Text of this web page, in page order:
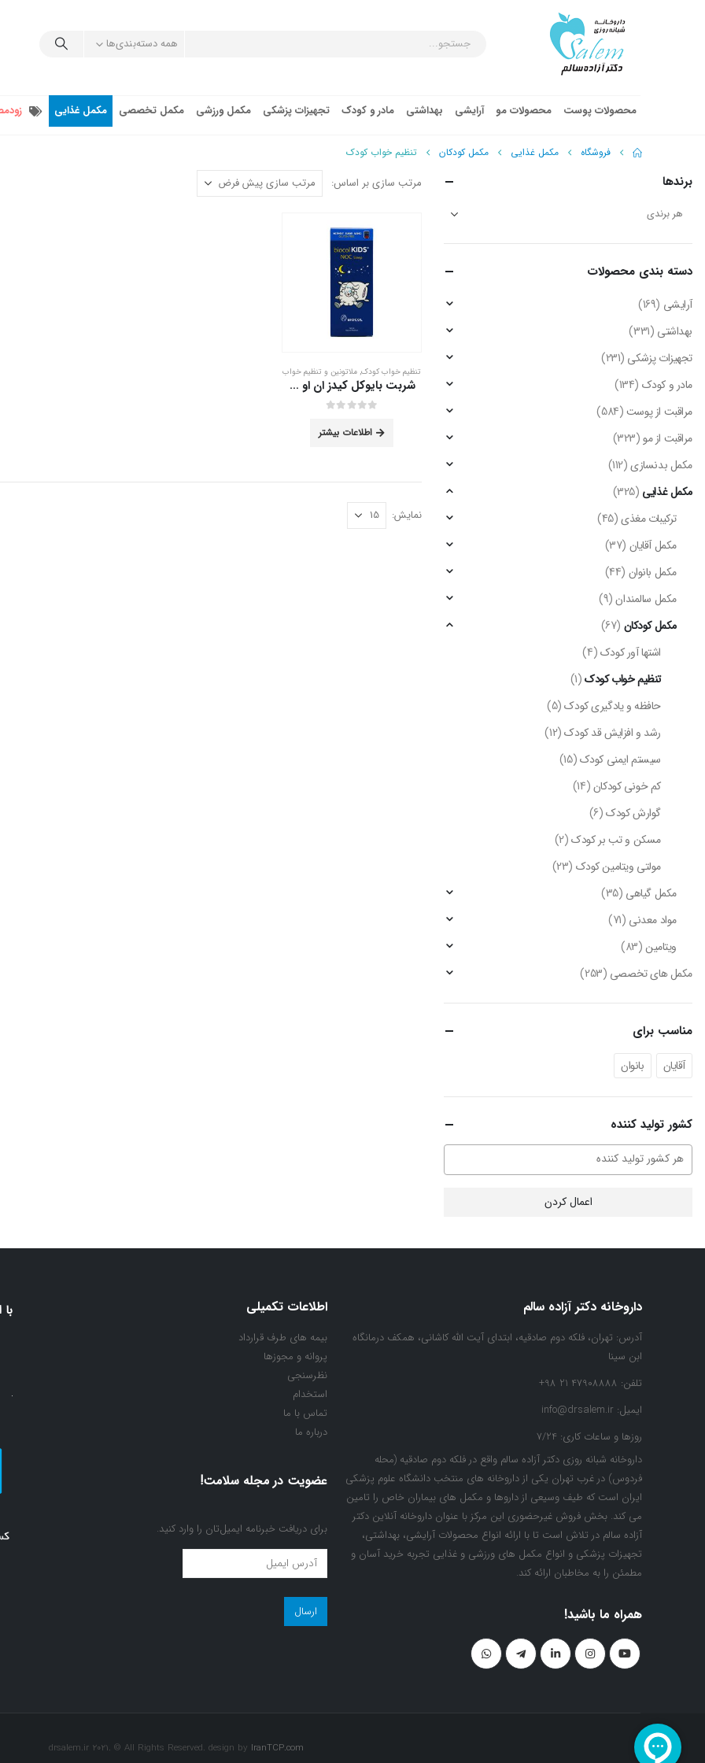
همه دسته‌بندی‌ها
محصولات پوست محصولات مو آرایشی بهداشتی مادر و کودک تجهیزات پزشکی مکمل ورزشی مکمل تخصصی مکمل غذایی
فروشگاه مکمل غذایی مکمل کودکان تنظیم خواب کودک
مرتب سازی بر اساس:
تنظیم خواب کودک,ملاتونین و تنظیم خواب
شربت بایوکل کیدز ان او سی 150 میلی لیتر
اطلاعات بیشتر
نمایش:
برندها
دسته‌ بندی محصولات
آرایشی (169)
بهداشتی (331)
تجهیزات پزشکی (231)
مادر و کودک (134)
مراقبت از پوست(584)
مراقبت از مو(323)
مکمل بدنسازی(112)
مکمل غذایی (325)
ترکیبات مغذی(45)
مکمل آقایان (37)
مکمل بانوان (44)
مکمل سالمندان (9)
مکمل کودکان (67)
اشتها آور کودک(4)
تنظیم خواب کودک(1)
حافظه و یادگیری کودک(5)
رشد و افزایش قد کودک(12)
سیستم ایمنی کودک(15)
کم خونی کودکان(14)
گوارش کودک(6)
مسکن و تب بر کودک(2)
مولتی ویتامین کودک (23)
مکمل گیاهی (35)
مواد معدنی (71)
ویتامین(83)
مکمل های تخصصی (253)
مناسب برای
آقایان بانوان
کشور تولید کننده
اعمال کردن
داروخانه دکتر آزاده سالم
آدرس: تهران، فلکه دوم صادقیه، ابتدای آیت الله کاشانی، همکف درمانگاه
ابن سینا
تلفن: 47908888 21 98+
ایمیل: info@drsalem.ir
روزها و ساعات کاری: 7/24
داروخانه شبانه روزی دکتر آزاده سالم واقع در فلکه دوم صادقیه (محله
فردوس) در غرب تهران یکی از داروخانه های منتخب دانشگاه علوم پزشکی
ایران است که طیف وسیعی از داروها و مکمل های بیماران خاص را تامین
می کند. بخش فروش غیرحضوری این مرکز با عنوان داروخانه آنلاین دکتر
آزاده سالم در تلاش است تا با ارائه انواع محصولات آرایشی، بهداشتی،
تجهیزات پزشکی و انواع مکمل های ورزشی و غذایی تجربه خرید آسان و
مطمئن را به مخاطبان ارائه کند.
همراه ما باشید!
اطلاعات تکمیلی
بیمه های طرف قرارداد
پروانه و مجوزها
نظرسنجی
استخدام
تماس با ما
درباره ما
عضویت در مجله سلامت!
برای دریافت خبرنامه ایمیل‌تان را وارد کنید.
عضویت
در
مجله
سلامت!
drsalem.ir 2021. © All Rights Reserved. design by IranTCP.com